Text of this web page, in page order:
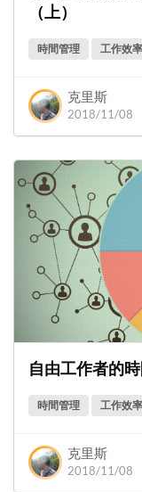
（上）
時間管理 工作效率
克里斯
2018/11/08
自由工作者的
時間管理 工作效率
克里斯
2018/11/08